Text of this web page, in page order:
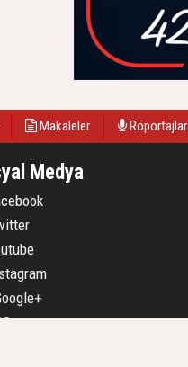
Makaleler Röportajlar
Medya